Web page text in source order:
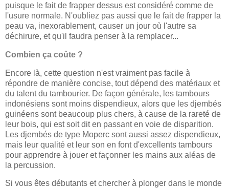
puisque le fait de frapper dessus est considéré comme de
l'usure normale. N'oubliez pas aussi que le fait de frapper la
peau va, inexorablement, causer un jour où l'autre sa
déchirure, et qu'il faudra penser à la remplacer...
Combien ça coûte ?
Encore là, cette question n'est vraiment pas facile à
répondre de manière concise, tout dépend des matériaux et
du talent du tambourier. De façon générale, les tambours
indonésiens sont moins dispendieux, alors que les djembés
guinéens sont beaucoup plus chers, à cause de la rareté de
leur bois, qui est soit dit en passant en voie de disparition.
Les djembés de type Moperc sont aussi assez dispendieux,
mais leur qualité et leur son en font d'excellents tambours
pour apprendre à jouer et façonner les mains aux aléas de
la percussion.
Si vous êtes débutants et chercher à plonger dans le monde